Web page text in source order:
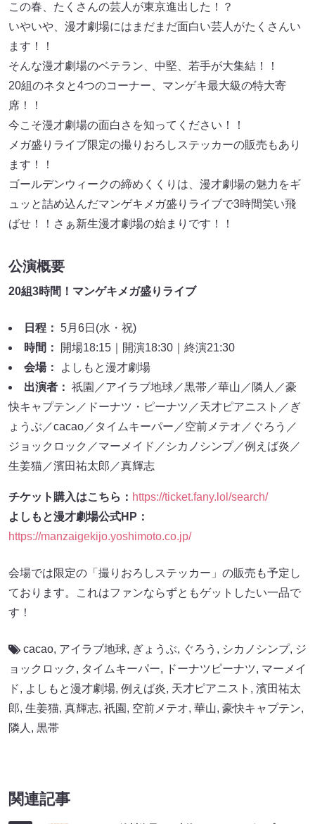
この春、たくさんの芸人が東京進出した！？
いやいや、漫才劇場にはまだまだ面白い芸人がたくさんい
ます！！
そんな漫才劇場のベテラン、中堅、若手が大集結！！
20組のネタと4つのコーナー、マンゲキ最大級の特大寄
席！！
今こそ漫才劇場の面白さを知ってください！！
メガ盛りライブ限定の撮りおろしステッカーの販売もあり
ます！！
ゴールデンウィークの締めくくりは、漫才劇場の魅力をギ
ュッと詰め込んだマンゲキメガ盛りライブで3時間笑い飛
ばせ！！さぁ新生漫才劇場の始まりです！！
公演概要
20組3時間！マンゲキメガ盛りライブ
日程： 5月6日(水・祝)
時間：
開場18:15｜開演18:30｜終演21:30
会場：
よしもと漫才劇場
出演者： 祇園／アイラブ地球／黒帯／華山／隣人／豪
快キャプテン／ドーナツ・ピーナツ／天才ピアニスト／ぎ
ょうぶ／cacao／タイムキーパー／空前メテオ／ぐろう／
ジョックロック／マーメイド／シカノシンプ／例えば炎／
生姜猫／濱田祐太郎／真輝志
チケット購入はこちら： https://ticket.fany.lol/search/
よしもと漫才劇場公式HP：
https://manzaigekijo.yoshimoto.co.jp/
会場では限定の「撮りおろしステッカー」の販売も予定し
ております。これはファンならずともゲットしたい一品で
す！
cacao, アイラブ地球, ぎょうぶ, ぐろう , シカノシンプ, ジ
ョックロック , タイムキーパー, ドーナツピーナツ, マーメイ
ド, よしもと漫才劇場, 例えば炎, 天才ピアニスト , 濱田祐太
郎, 生姜猫, 真輝志, 祇園 , 空前メテオ, 華山, 豪快キャプテン,
隣人 , 黒帯
関連記事